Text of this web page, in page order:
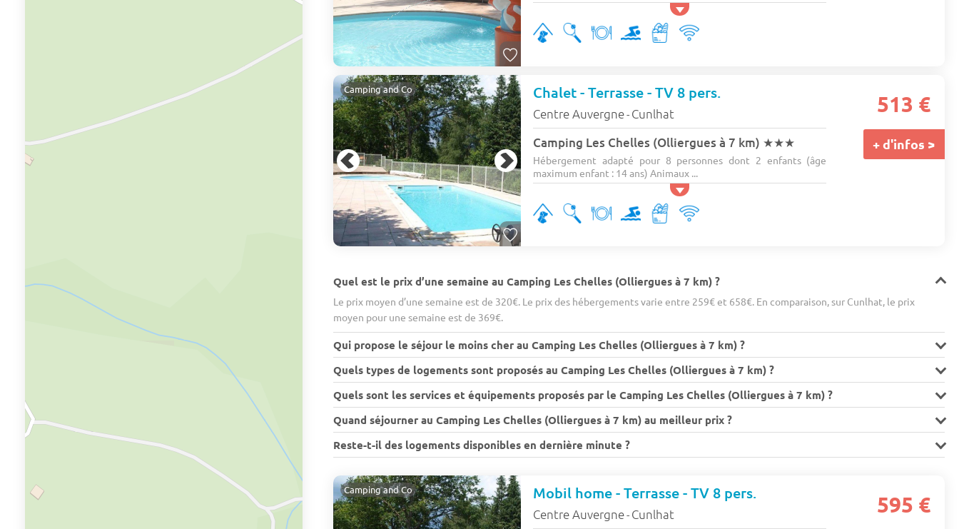
Camping and Co Chalet - Terrasse - TV 8 pers.
Centre Auvergne- Cunlhat
Camping Les Chelles (Olliergues à 7 km) ★★★
Hébergement adapté pour 8 personnes dont 2 enfants (âge
maximum enfant : 14 ans) Animaux ...
513 €
+ d'infos >
Quel est le prix d’une semaine au Camping Les Chelles (Olliergues à 7 km) ?
Le prix moyen d’une semaine est de 320€. Le prix des hébergements varie entre 259€ et 658€. En comparaison, sur Cunlhat, le prix
moyen pour une semaine est de 369€.
Qui propose le séjour le moins cher au Camping Les Chelles (Olliergues à 7 km) ?
Quels types de logements sont proposés au Camping Les Chelles (Olliergues à 7 km) ?
Quels sont les services et équipements proposés par le Camping Les Chelles (Olliergues à 7 km) ?
Quand séjourner au Camping Les Chelles (Olliergues à 7 km) au meilleur prix ?
Reste-t-il des logements disponibles en dernière minute ?
Camping and Co Mobil home - Terrasse - TV 8 pers.
Centre Auvergne- Cunlhat 595 €